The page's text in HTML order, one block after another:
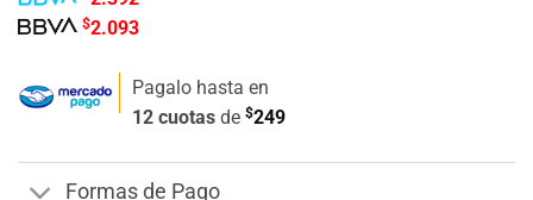
$2.093
Pagalo hasta en
12 cuotas de $249
Formas de Pago